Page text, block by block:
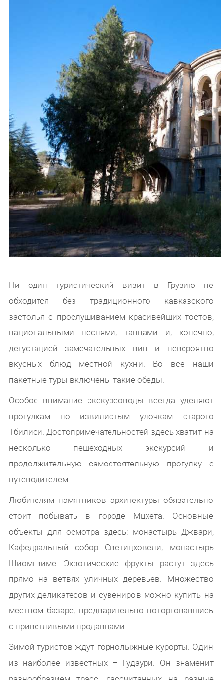
Ни один туристический визит в Грузию не
обходится без традиционного кавказского
застолья с прослушиванием красивейших тостов,
национальными песнями, танцами и, конечно,
дегустацией замечательных вин и невероятно
вкусных блюд местной кухни. Во все наши
пакетные туры включены такие обеды.
Особое внимание экскурсоводы всегда уделяют
прогулкам по извилистым улочкам старого
Тбилиси. Достопримечательностей здесь хватит на
несколько пешеходных экскурсий и
продолжительную самостоятельную прогулку с
путеводителем.
Любителям памятников архитектуры обязательно
стоит побывать в городе Мцхета. Основные
объекты для осмотра здесь: монастырь Джвари,
Кафедральный собор Светицховели, монастырь
Шиомгвиме. Экзотические фрукты растут здесь
прямо на ветвях уличных деревьев. Множество
других деликатесов и сувениров можно купить на
местном базаре, предварительно поторговавшись
с приветливыми продавцами.
Зимой туристов ждут горнолыжные курорты. Один
из наиболее известных – Гудаури. Он знаменит